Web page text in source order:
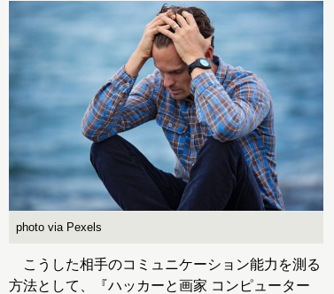
photo via Pexels
こうした相手のコミュニケーション能力を測る
方法として、『ハッカーと画家 コンピューター